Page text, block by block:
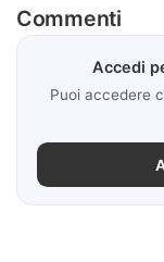
Commenti
Accedi
Puoi accedere